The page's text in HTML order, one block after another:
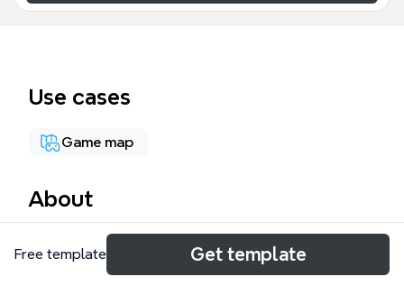
Use cases
Game map
About
Le jeu de Go, un jeu de stratégie millénaire, se joue
sur un goban (plateau) de 19×19, 13×13 ou 9×9. Ce
Free template Get template